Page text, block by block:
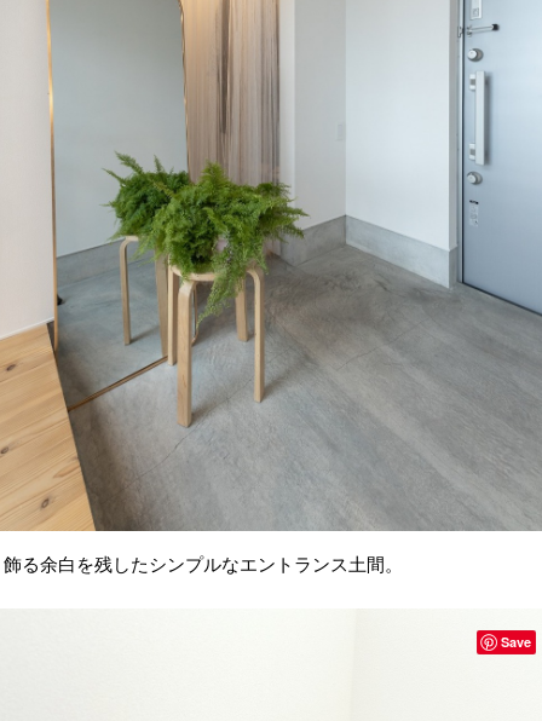
飾る余白を残したシンプルなエントランス土間。
Save